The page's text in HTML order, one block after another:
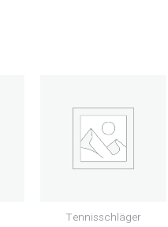
Tennisschläger